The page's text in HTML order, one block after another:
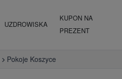
UZDROWISKA
KUPON NA
PREZENT
Pokoje Koszyce